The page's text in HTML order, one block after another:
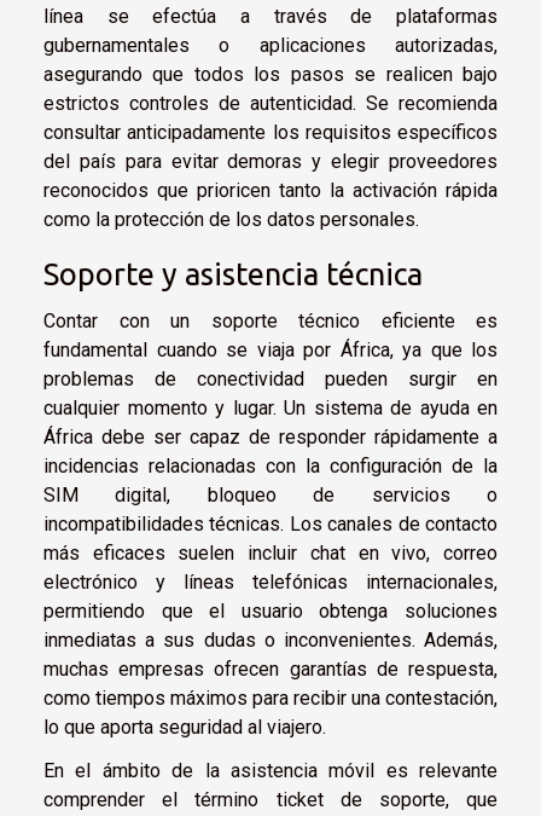
línea se efectúa a través de plataformas
gubernamentales o aplicaciones autorizadas,
asegurando que todos los pasos se realicen bajo
estrictos controles de autenticidad. Se recomienda
consultar anticipadamente los requisitos específicos
del país para evitar demoras y elegir proveedores
reconocidos que prioricen tanto la activación rápida
como la protección de los datos personales.
Soporte y asistencia técnica
Contar con un soporte técnico eficiente es
fundamental cuando se viaja por África, ya que los
problemas de conectividad pueden surgir en
cualquier momento y lugar. Un sistema de ayuda en
África debe ser capaz de responder rápidamente a
incidencias relacionadas con la configuración de la
SIM digital, bloqueo de servicios o
incompatibilidades técnicas. Los canales de contacto
más eficaces suelen incluir chat en vivo, correo
electrónico y líneas telefónicas internacionales,
permitiendo que el usuario obtenga soluciones
inmediatas a sus dudas o inconvenientes. Además,
muchas empresas ofrecen garantías de respuesta,
como tiempos máximos para recibir una contestación,
lo que aporta seguridad al viajero.
En el ámbito de la asistencia móvil es relevante
comprender el término ticket de soporte, que